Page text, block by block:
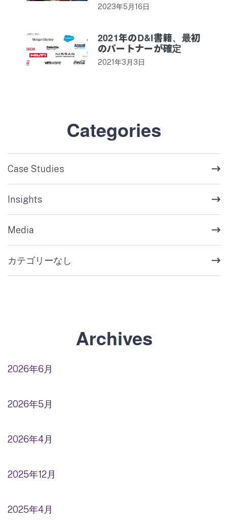
2023年5月16日
2021年のD&I書籍、最初
のパートナーが確定
2021年3月3日
Categories
Case Studies
Insights
Media
カテゴリーなし
Archives
2026年6月
2026年5月
2026年4月
2025年12月
2025年4月